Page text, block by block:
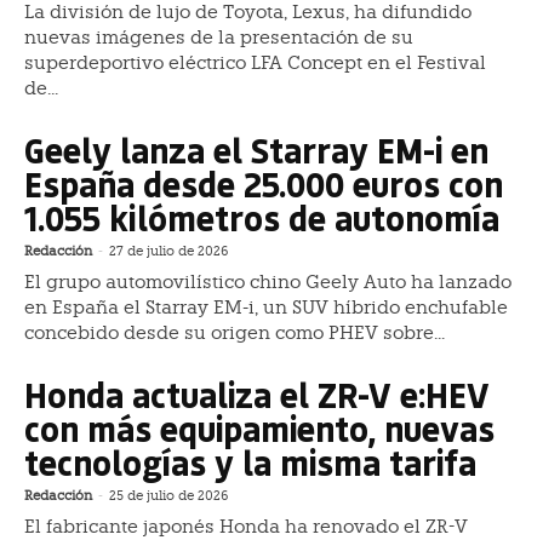
La división de lujo de Toyota, Lexus, ha difundido
nuevas imágenes de la presentación de su
superdeportivo eléctrico LFA Concept en el Festival
de...
Geely lanza el Starray EM-i en
España desde 25.000 euros con
1.055 kilómetros de autonomía
Redacción - 27 de julio de 2026
El grupo automovilístico chino Geely Auto ha lanzado
en España el Starray EM-i, un SUV híbrido enchufable
concebido desde su origen como PHEV sobre...
Honda actualiza el ZR-V e:HEV
con más equipamiento, nuevas
tecnologías y la misma tarifa
Redacción - 25 de julio de 2026
El fabricante japonés Honda ha renovado el ZR-V